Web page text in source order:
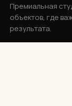
Премиальная
объектов, где
результата.